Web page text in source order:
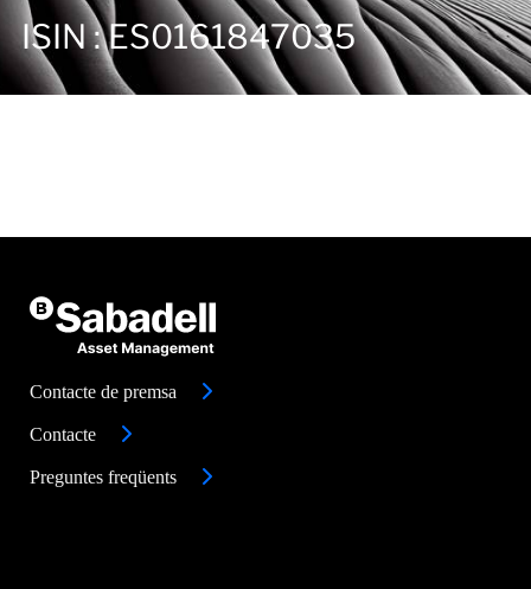
ISIN:ES0161847035
Contacte de premsa
Contacte
Preguntes freqüents